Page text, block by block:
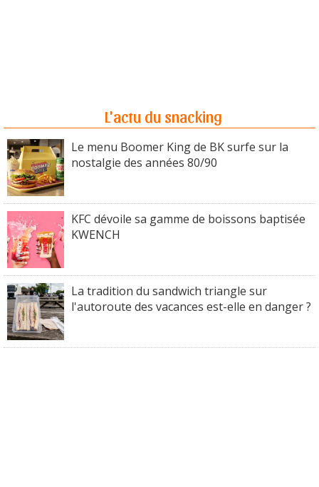
L'actu du snacking
Le menu Boomer King de BK surfe sur la
nostalgie des années 80/90
KFC dévoile sa gamme de boissons baptisée
KWENCH
La tradition du sandwich triangle sur
l'autoroute des vacances est-elle en danger ?